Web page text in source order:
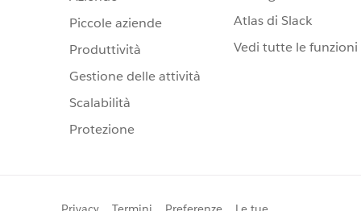
Piccole aziende
Produttività
Gestione delle attività
Scalabilità
Protezione
Atlas di Slack
Vedi tutte le funzioni